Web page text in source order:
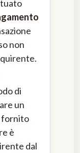
non
di
un
fornito
è
dal